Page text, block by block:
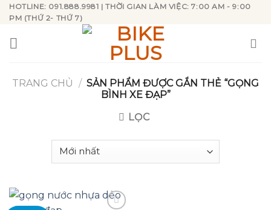
Skip
content
HOTLINE: 091.888.9981 | THỜI GIAN LÀM VIỆC: 7:00 AM - 9:00
PM (THỨ 2- THỨ 7)
TRANG CHỦ / SẢN PHẨM ĐƯỢC GẮN THẺ “GỌNG
BÌNH XE ĐẠP”
LỌC